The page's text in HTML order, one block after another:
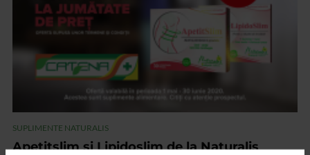
SUPLIMENTE NATURALIS
Apetitslim si Lipidoslim de la Naturalis